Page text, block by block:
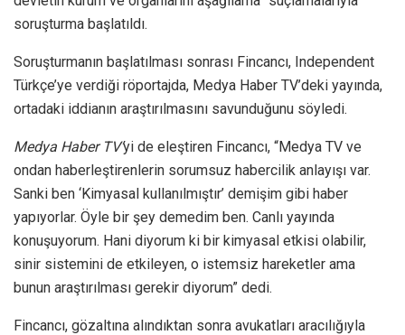
soruşturma başlatıldı.
Soruşturmanın başlatılması sonrası Fincancı, Independent
Türkçe’ye verdiği röportajda, Medya Haber TV’deki yayında,
ortadaki iddianın araştırılmasını savunduğunu söyledi.
Medya Haber TV’yi de eleştiren Fincancı, “Medya TV ve
ondan haberleştirenlerin sorumsuz habercilik anlayışı var.
Sanki ben ‘Kimyasal kullanılmıştır’ demişim gibi haber
yapıyorlar. Öyle bir şey demedim ben. Canlı yayında
konuşuyorum. Hani diyorum ki bir kimyasal etkisi olabilir,
sinir sistemini de etkileyen, o istemsiz hareketler ama
bunun araştırılması gerekir diyorum” dedi.
F incancı, gözaltına alındıktan sonra avukatları aracılığıyla